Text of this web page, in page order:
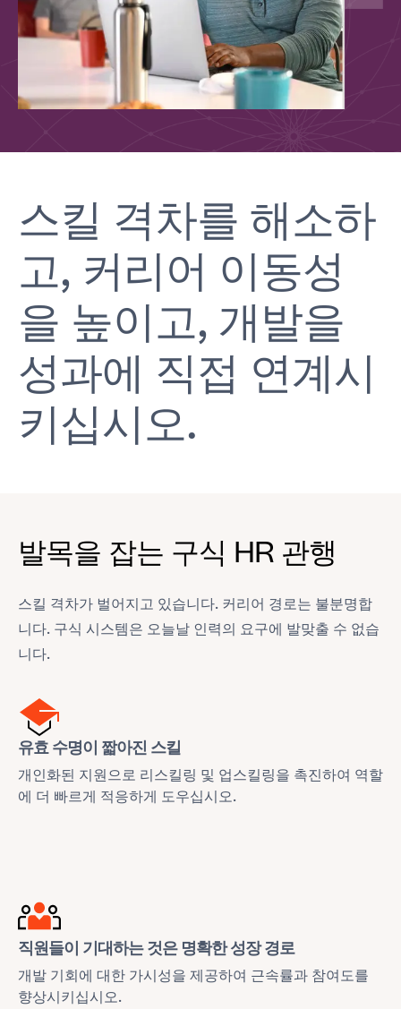
스킬 격차를 해소하
고, 커리어 이동성
을 높이고, 개발을
성과에 직접 연계시
키십시오.
발목을 잡는 구식 HR 관행
스킬 격차가 벌어지고 있습니다. 커리어 경로는 불분명합
니다. 구식 시스템은 오늘날 인력의 요구에 발맞출 수 없습
니다.
유효 수명이 짧아진 스킬
개인화된 지원으로 리스킬링 및 업스킬링을 촉진하여 역할
에 더 빠르게 적응하게 도우십시오.
직원들이 기대하는 것은 명확한 성장 경로
개발 기회에 대한 가시성을 제공하여 근속률과 참여도를
향상시키십시오.